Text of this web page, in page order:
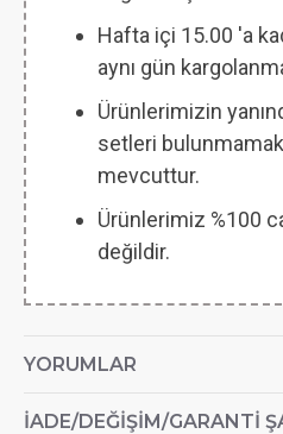
Hafta içi 15.00 'a
aynı gün
Ürünlerimizin
setleri
mevcuttur.
Ürünlerimiz %100
değildir.
YORUMLAR
İADE/DEĞIŞIM/GARANTI